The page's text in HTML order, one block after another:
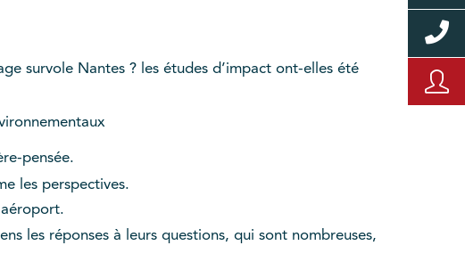
survole Nantes ? les études d’impact ont-elles été
pensée.
les perspectives.
les réponses à leurs questions, qui sont nombreuses,